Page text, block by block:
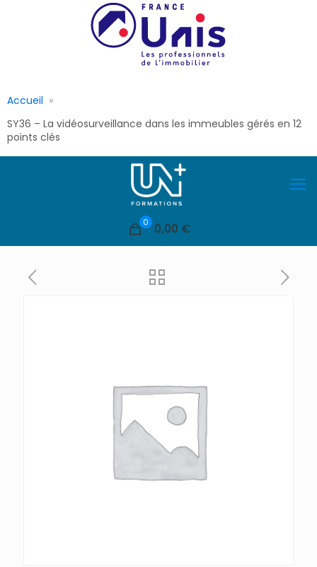
Accueil
SY36 – La vidéosurveillance dans les immeubles gérés en 12
points clés
0 0,00 €